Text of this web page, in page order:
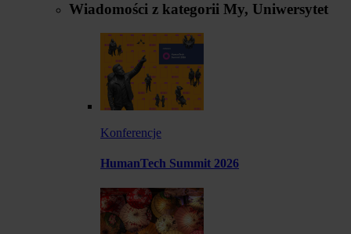
Wiadomości z kategorii My, Uniwersytet
Konferencje
HumanTech Summit 2026